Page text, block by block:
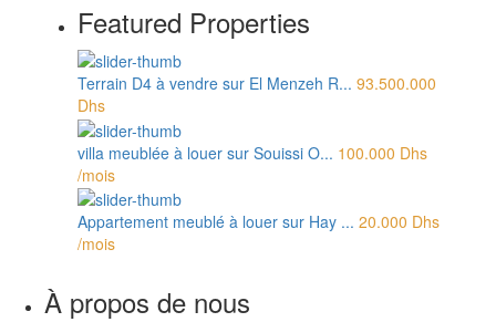
Featured Properties
Terrain D4 à vendre sur El Menzeh R... 93.500.000
Dhs
villa meublée à louer sur Souissi O... 100.000 Dhs
/mois
Appartement meublé à louer sur Hay ... 20.000 Dhs
/mois
À propos de nous